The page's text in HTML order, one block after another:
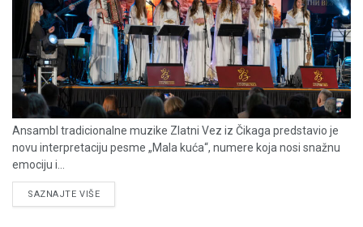
Ansambl tradicionalne muzike Zlatni Vez iz Čikaga predstavio je
novu interpretaciju pesme „Mala kuća“, numere koja nosi snažnu
emociju i...
SAZNAJTE VIŠEDETAILS